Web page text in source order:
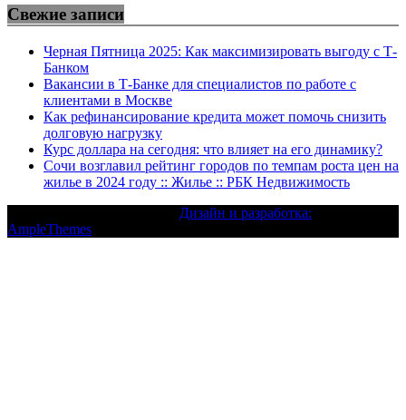
Свежие записи
Черная Пятница 2025: Как максимизировать выгоду с Т-
Банком
Вакансии в Т-Банке для специалистов по работе с
клиентами в Москве
Как рефинансирование кредита может помочь снизить
долговую нагрузку
Курс доллара на сегодня: что влияет на его динамику?
Сочи возглавил рейтинг городов по темпам роста цен на
жилье в 2024 году :: Жилье :: РБК Недвижимость
Дизайн и разработка:
AmpleThemes